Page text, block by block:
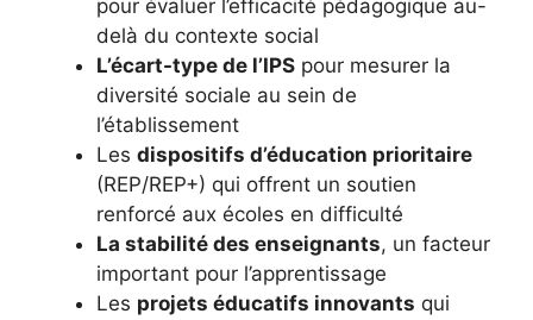
pour évaluer l’efficacité pédagogique au-
delà du contexte social
L’écart-type de l’IPS pour mesurer la
diversité sociale au sein de
l’établissement
Les dispositifs d’éducation prioritaire
(REP/REP+) qui offrent un soutien
renforcé aux écoles en difficulté
La stabilité des enseignants, un facteur
important pour l’apprentissage
Les projets éducatifs innovants qui